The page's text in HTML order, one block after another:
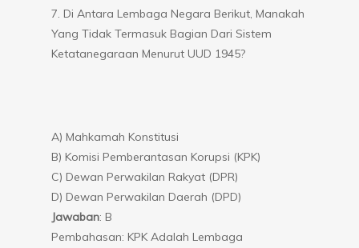
7. Di Antara Lembaga Negara Berikut, Manakah
Yang Tidak Termasuk Bagian Dari Sistem
Ketatanegaraan Menurut UUD 1945?
A) Mahkamah Konstitusi
B) Komisi Pemberantasan Korupsi (KPK)
C) Dewan Perwakilan Rakyat (DPR)
D) Dewan Perwakilan Daerah (DPD)
Jawaban: B
Pembahasan: KPK Adalah Lembaga